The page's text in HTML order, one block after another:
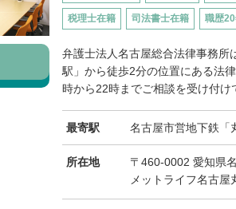
税理士在籍 司法書士在籍 職歴
弁護士法人名古屋総合法律事務所
駅」から徒歩2分の位置にある法
時から22時までご相談を受け付け
最寄駅 名古屋市営地下鉄「
所在地
〒460-0002 愛知県
メットライフ名古屋